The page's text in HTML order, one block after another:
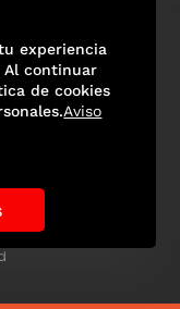
Mundialistas
experiencia
Al continuar
de cookies
Aviso